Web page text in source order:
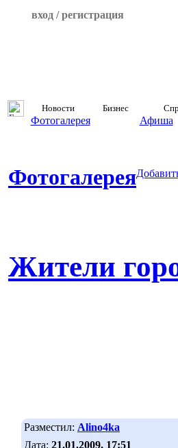
вход / регистрация
Новости Бизнес
Фотогалерея Афиша
Фотогалерея
Жители
Разместил: Alino4ka
Дата: 21.01.2009, 17:51